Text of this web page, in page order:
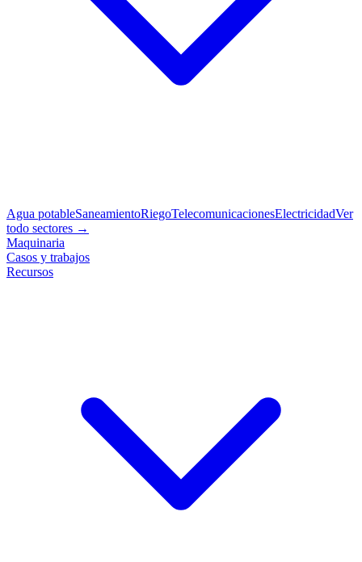
Agua potableSaneamientoRiegoTelecomunicacionesElectricidadVer
todo sectores →
Maquinaria
Casos y trabajos
Recursos